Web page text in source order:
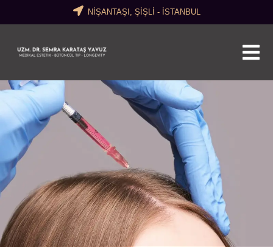
NİŞANTAŞI, ŞİŞLİ - İSTANBUL